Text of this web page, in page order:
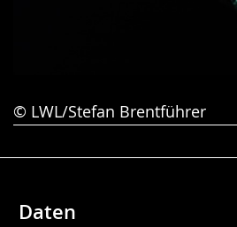
© LWL/Stefan Brentführer
Daten